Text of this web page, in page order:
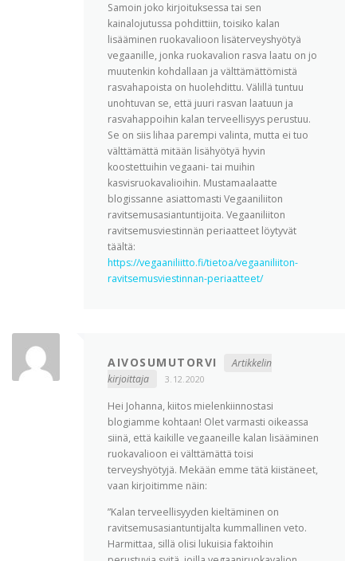
Samoin joko kirjoituksessa tai sen
kainalojutussa pohdittiin, toisiko kalan
lisääminen ruokavalioon lisäterveyshyötyä
vegaanille, jonka ruokavalion rasva laatu on jo
muutenkin kohdallaan ja välttämättömistä
rasvahapoista on huolehdittu. Välillä tuntuu
unohtuvan se, että juuri rasvan laatuun ja
rasvahappoihin kalan terveellisyys perustuu.
Se on siis lihaa parempi valinta, mutta ei tuo
välttämättä mitään lisähyötyä hyvin
koostettuihin vegaani- tai muihin
kasvisruokavalioihin. Mustamaalaatte
blogissanne asiattomasti Vegaaniliiton
ravitsemusasiantuntijoita. Vegaaniliiton
ravitsemusviestinnän periaatteet löytyvät
täältä:
https://vegaaniliitto.fi/tietoa/vegaaniliiton-
ravitsemusviestinnan-periaatteet/
AIVOSUMUTORVI
Artikkelin
kirjoittaja
3.12.2020
Hei Johanna, kiitos mielenkiinnostasi
blogiamme kohtaan! Olet varmasti oikeassa
siinä, että kaikille vegaaneille kalan lisääminen
ruokavalioon ei välttämättä toisi
terveyshyötyjä. Mekään emme tätä kiistäneet,
vaan kirjoitimme näin:
”Kalan terveellisyyden kieltäminen on
ravitsemusasiantuntijalta kummallinen veto.
Harmittaa, sillä olisi lukuisia faktoihin